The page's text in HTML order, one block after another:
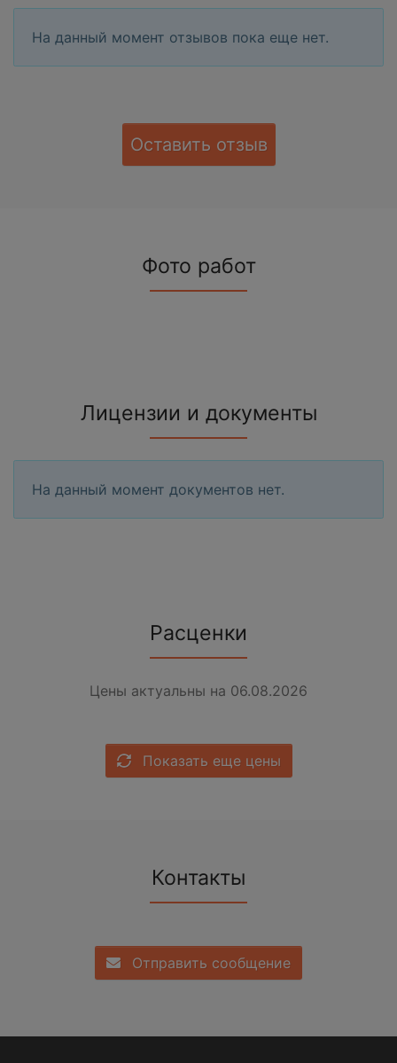
На данный момент отзывов пока еще нет.
Оставить отзыв
Фото работ
Лицензии и документы
На данный момент документов нет.
Расценки
Цены актуальны на 06.08.2026
Показать еще цены
Контакты
Отправить сообщение